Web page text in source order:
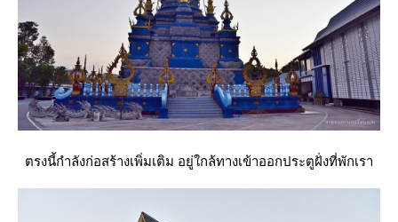
ตรงนี้กำลังก่อสร้างเพิ่มเติม อยู่ใกล้ทางเข้าออกประตูฝั่งที่พักเรา